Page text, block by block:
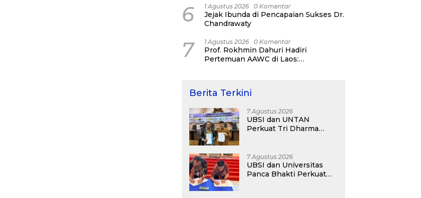
Network Alumni
6 1 Agustus 2026 0 Komentar
Jejak Ibunda di Pencapaian Sukses Dr.
Chandrawaty
7 1 Agustus 2026 0 Komentar
Prof. Rokhmin Dahuri Hadiri
Pertemuan AAWC di Laos:
Berita Terkini
7 Agustus 2026
UBSI dan UNTAN
Perkuat Tri Dharma
7 Agustus 2026
UBSI dan Universitas
Panca Bhakti Perkuat